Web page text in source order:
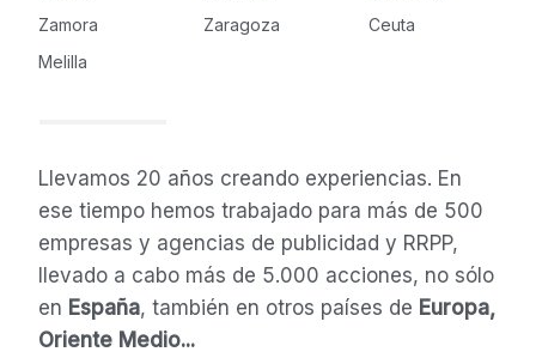
Zamora
Zaragoza
Ceuta
Melilla
Llevamos 20 años creando experiencias. En
ese tiempo hemos trabajado para más de 500
empresas y agencias de publicidad y RRPP,
llevado a cabo más de 5.000 acciones, no sólo
en España, también en otros países de Europa,
Oriente Medio...